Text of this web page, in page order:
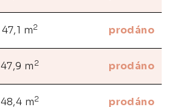
47,1 m2 prodáno
47,9 m 2 prodáno
48,4 m2 prodáno